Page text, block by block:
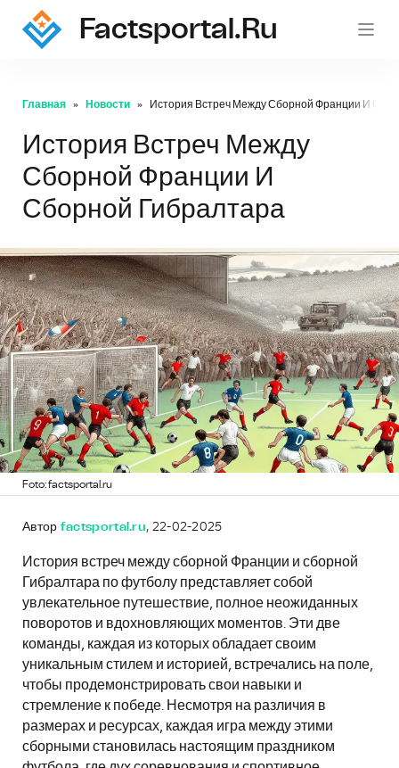
Factsportal.ru
Главная Новости История Встреч Между Сборной Франции И
История Встреч Между
Сборной Франции И
Сборной Гибралтара
Foto: factsportal.ru
Автор factsportal.ru, 22-02-2025
История встреч между сборной Франции и сборной
Гибралтара по футболу представляет собой
увлекательное путешествие, полное неожиданных
поворотов и вдохновляющих моментов. Эти две
команды, каждая из которых обладает своим
уникальным стилем и историей, встречались на поле,
чтобы продемонстрировать свои навыки и
стремление к победе. Несмотря на различия в
размерах и ресурсах, каждая игра между этими
сборными становилась настоящим праздником